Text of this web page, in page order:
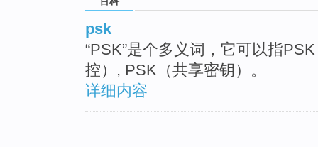
psk
“PSK”是个多义词，它可以指
控）, PSK（共享密钥）。
详细内容